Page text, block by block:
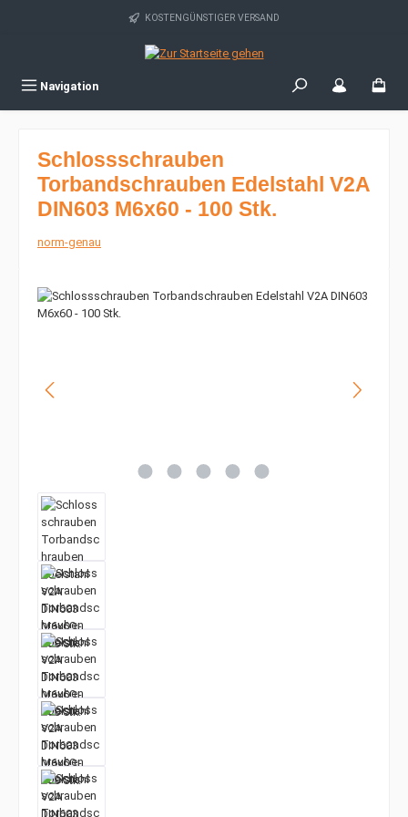
Zum Hauptinhalt springen KOSTENGÜNSTIGER VERSAND
Navigation
Schlossschrauben
Torbandschrauben Edelstahl V2A
DIN603 M6x60 - 100 Stk.
norm-genau
Bildergalerie überspringen